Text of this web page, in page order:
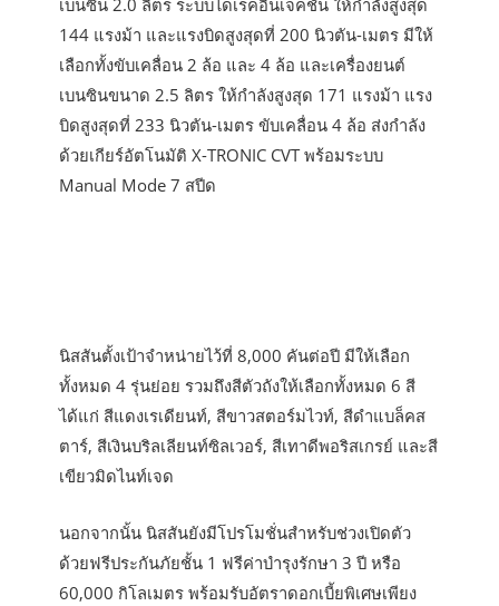
144 แรงม้า และแรงบิดสูงสุดที่ 200 นิวตัน-เมตร มีให้
เลือกทั้งขับเคลื่อน 2 ล้อ และ 4 ล้อ และเครื่องยนต์
เบนซินขนาด 2.5 ลิตร ให้กำลังสูงสุด 171 แรงม้า แรง
บิดสูงสุดที่ 233 นิวตัน-เมตร ขับเคลื่อน 4 ล้อ ส่งกำลัง
ด้วยเกียร์อัตโนมัติ X-TRONIC CVT พร้อมระบบ
Manual Mode 7 สปีด
นิสสันตั้งเป้าจำหน่ายไว้ที่ 8,000 คันต่อปี มีให้เลือก
ทั้งหมด 4 รุ่นย่อย รวมถึงสีตัวถังให้เลือกทั้งหมด 6 สี
ได้แก่ สีแดงเรเดียนท์, สีขาวสตอร์มไวท์, สีดำแบล็คส
ตาร์, สีเงินบริลเลียนท์ซิลเวอร์, สีเทาดีพอริสเกรย์ และสี
เขียวมิดไนท์เจด
นอกจากนั้น นิสสันยังมีโปรโมชั่นสำหรับช่วงเปิดตัว
ด้วยฟรีประกันภัยชั้น 1 ฟรีค่าบำรุงรักษา 3 ปี หรือ
60,000 กิโลเมตร พร้อมรับอัตราดอกเบี้ยพิเศษเพียง